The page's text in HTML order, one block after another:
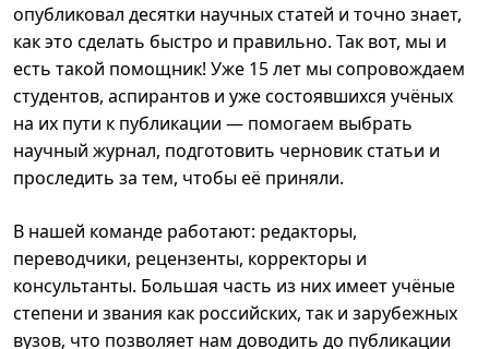
опубликовал десятки научных статей и точно знает,
как это сделать быстро и правильно. Так вот, мы и
есть такой помощник! Уже 15 лет мы сопровождаем
студентов, аспирантов и уже состоявшихся учёных
на их пути к публикации — помогаем выбрать
научный журнал, подготовить черновик статьи и
проследить за тем, чтобы её приняли.
В нашей команде работают: редакторы,
переводчики, рецензенты, корректоры и
консультанты. Большая часть из них имеет учёные
степени и звания как российских, так и зарубежных
вузов, что позволяет нам доводить до публикации